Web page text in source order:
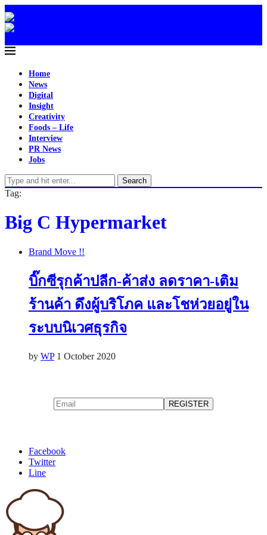
Home
News
Digital
Insight
Creativity
Foods – Life
Interview
PR News
Jobs
Search
Tag:
Big C Hypermarket
Brand Move !!
บิ๊กซีรุกค้าปลีก-ค้าส่ง ลดราคา-เติม
ร้านค้า ดึงผู้บริโภค และโชห่วยอยู่ใน
ระบบนิเวศธุรกิจ
by WP 1 October 2020
Facebook
Twitter
Line